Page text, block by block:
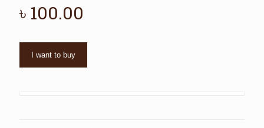
৳ 100.00
I want to buy